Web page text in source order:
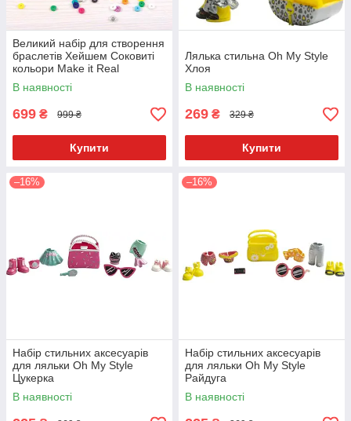
Великий набір для створення
браслетів Хейшем Соковиті
кольори Make it Real
В наявності
699 ₴ 999 ₴
Купити
Лялька стильна Oh My Style
Хлоя
В наявності
269 ₴ 329 ₴
Купити
–16%
Набір стильних аксесуарів
для ляльки Oh My Style
Цукерка
В наявності
–16%
Набір стильних аксесуарів
для ляльки Oh My Style
Райдуга
В наявності